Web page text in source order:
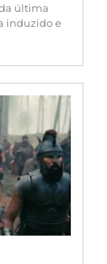
última
induzido e